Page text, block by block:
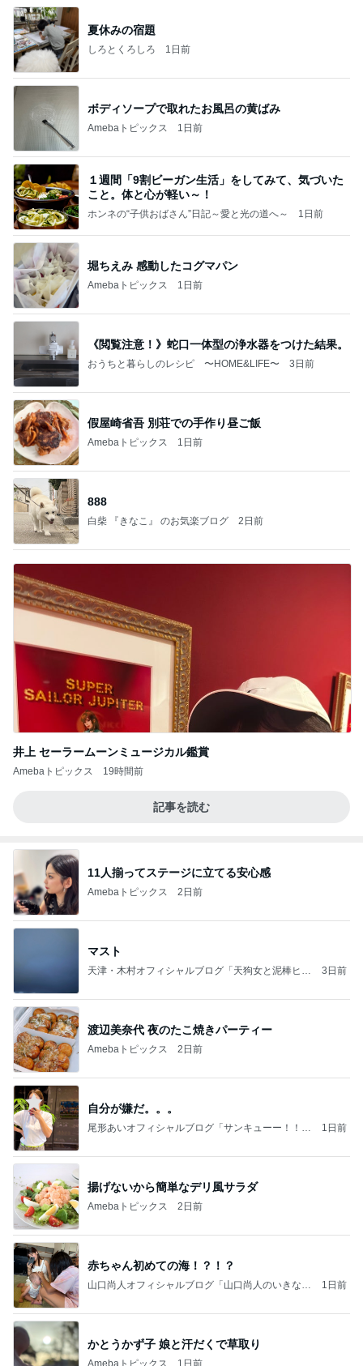
夏休みの宿題
しろとくろしろ 1日前
ボディソープで取れたお風呂の黄ばみ
Amebaトピックス 1日前
１週間「9割ビーガン生活」をしてみて、気づいた
こと。体と心が軽い～！
ホンネの“子供おばさん”日記～愛と光の道へ～ 1日前
堀ちえみ 感動したコグマパン
Amebaトピックス 1日前
《閲覧注意！》蛇口一体型の浄水器をつけた結果。
おうちと暮らしのレシピ 〜HOME&LIFE〜 3日前
假屋崎省吾 別荘での手作り昼ご飯
Amebaトピックス 1日前
888
白柴 『きなこ』 のお気楽ブログ 2日前
井上 セーラームーンミュージカル鑑賞
Amebaトピックス 19時間前
記事を読む
11人揃ってステージに立てる安心感
Amebaトピックス 2日前
マスト
天津・木村オフィシャルブログ「天狗女と泥棒ヒゲ
3日前
渡辺美奈代 夜のたこ焼きパーティー
Amebaトピックス 2日前
自分が嫌だ。。。
尾形あいオフィシャルブログ「サンキューー！！尾
1日前
揚げないから簡単なデリ風サラダ
Amebaトピックス 2日前
赤ちゃん初めての海！？！？
山口尚人オフィシャルブログ「山口尚人のいきなり
1日前
かとうかず子 娘と汗だくで草取り
Amebaトピックス 1日前